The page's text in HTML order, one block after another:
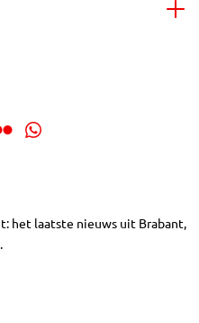
het laatste nieuws uit Brabant,